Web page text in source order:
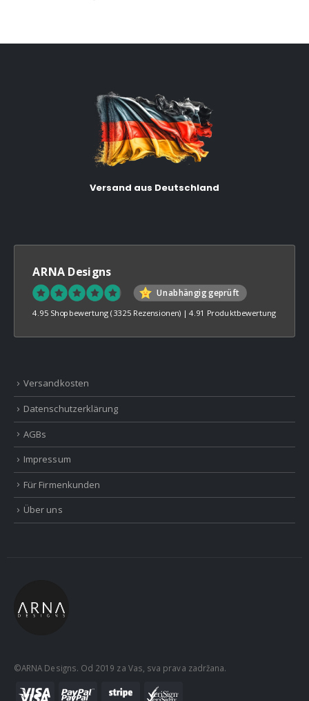
Versand aus Deutschland
ARNA Designs
Unabhängig geprüft
4.95 Shopbewertung (3325 Rezensionen) |4.91 Produktbewertung
Versandkosten
Datenschutzerklärung
AGBs
Impressum
Für Firmenkunden
Über uns
©ARNA Designs. Od 2019 za Vas, sva prava zadržana.